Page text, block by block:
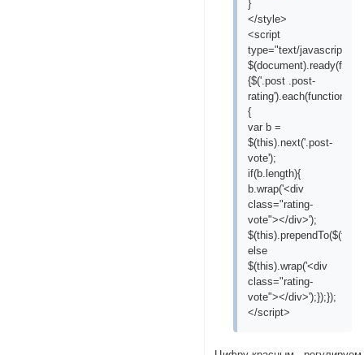
}
</style>
<script
type="text/javascript">
{$('.post .post-
rating').each(function()
{
var b =
$(this).next('.post-
vote');
if(b.length){
b.wrap('<div
class="rating-
vote"></div>');
else
$(this).wrap('<div
class="rating-
vote"></div>');});});
</script>